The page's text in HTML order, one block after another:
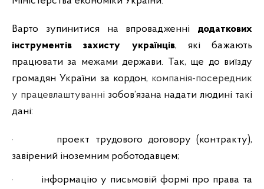
Варто зупинитися на впровадженні додаткових
інструментів захисту українців, які бажають
працювати за межами держави. Так, ще до виїзду
громадян України за кордон, компанія-посередник
у працевлаштуванні зобов’язана надати людині такі
дані:
· проект трудового договору (контракту),
завірений іноземним роботодавцем;
· інформацію у письмовій формі про права та